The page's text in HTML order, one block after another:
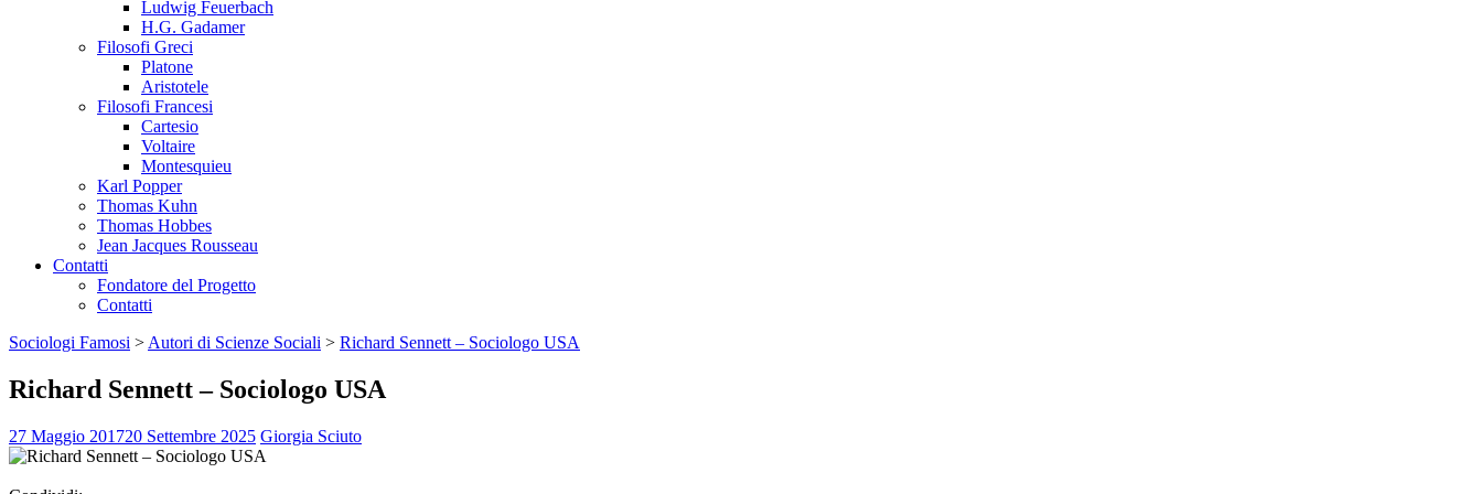
Ludwig Feuerbach
H.G. Gadamer
Filosofi Greci
Platone
Aristotele
Filosofi Francesi
Cartesio
Voltaire
Montesquieu
Karl Popper
Thomas Kuhn
Thomas Hobbes
Jean Jacques Rousseau
Contatti
Fondatore del Progetto
Contatti
Sociologi Famosi > Autori di Scienze Sociali > Richard Sennett – Sociologo USA
Richard Sennett – Sociologo USA
27 Maggio 201720 Settembre 2025 Giorgia Sciuto